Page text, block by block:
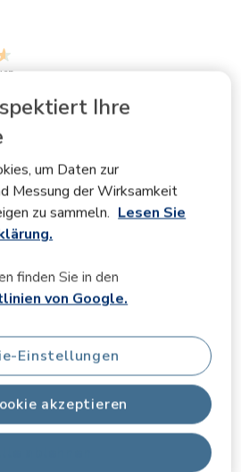
Ihre
um Daten zur
Messung der Wirksamkeit
zu sammeln. Lesen Sie
finden Sie in den
von Google.
akzeptieren
Einstellungen
Reihe, um Bewertungen zu
4
4
4.4
von 5